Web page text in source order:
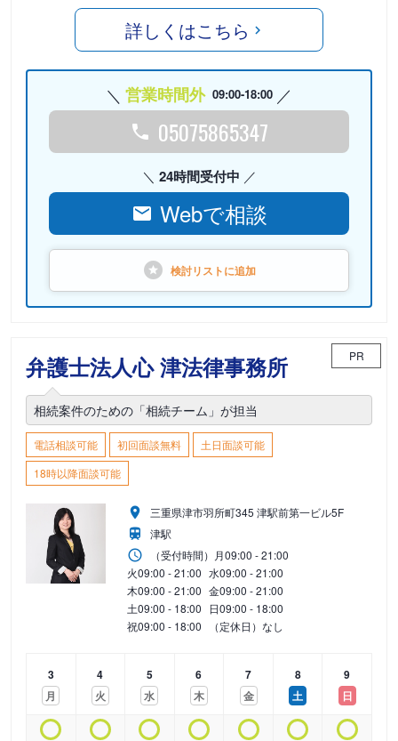
詳しくはこちら
営業時間外 09:00-18:00
05075865347
24時間受付中
Webで相談
検討リストに追加
弁護士法人心 津法律事務所 PR
相続案件のための「相続チーム」が担当
電話相談可能 初回面談無料
土日面談可能
18時以降面談可能
三重県津市羽所町345 津駅前第一ビル5F
津駅
（受付時間） 月09:00 - 21:00
火09:00 - 21:00 水09:00 - 21:00
木09:00 - 21:00 金09:00 - 21:00
土09:00 - 18:00 日09:00 - 18:00
祝09:00 - 18:00 （定休日）なし
3
月
4
火
5
水
6
木
7
金
8
土
9
日